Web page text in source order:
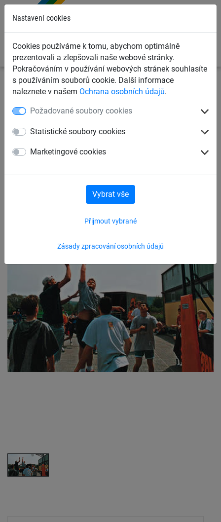
Nastavení cookies
Cookies používáme k tomu, abychom optimálně
prezentovali a zlepšovali naše webové stránky.
Pokračováním v používání webových stránek souhlasíte
s používáním souborů cookie. Další informace
naleznete v našem Ochrana osobních údajů.
Požadované soubory cookies
Statistické soubory cookies
Marketingové cookies
Zásady zpracování osobních údajů
Přijmout vybrané
Vybrat vše
Sportovní sítě Sítě na plážové sporty
Sítě pro Street
Basketbalová síť Nylon 3 mm